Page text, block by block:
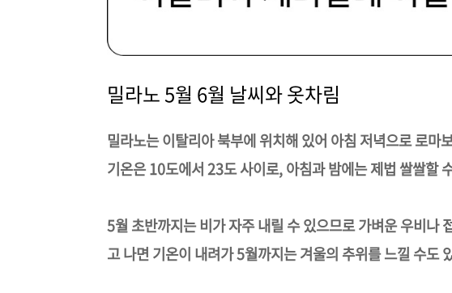
밀라노 5월 6월 날씨와 옷차림
밀라노는 이탈리아 북부에 위치해 있어 아침 저녁으로 로마
기온은 10도에서 23도 사이로, 아침과 밤에는 제법 쌀쌀할
5월 초반까지는 비가 자주 내릴 수 있으므로 가벼운 우비나
고 나면 기온이 내려가 5월까지는 겨울의 추위를 느낄 수도